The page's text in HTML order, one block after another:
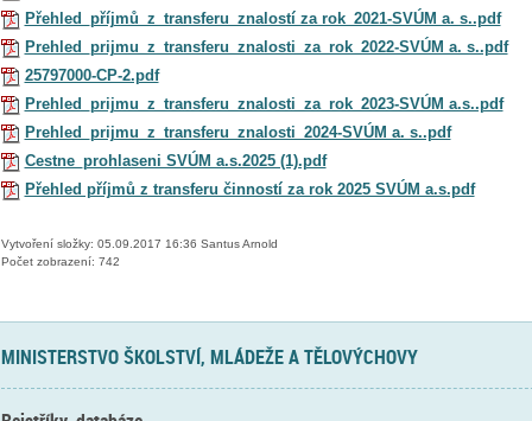
Přehled_příjmů_z_transferu_znalostí za rok_2021-SVÚM a. s..pdf
Prehled_prijmu_z_transferu_znalosti_za_rok_2022-SVÚM a. s..pdf
25797000-CP-2.pdf
Prehled_prijmu_z_transferu_znalosti_za_rok_2023-SVÚM a.s..pdf
Prehled_prijmu_z_transferu_znalosti_2024-SVÚM a. s..pdf
Cestne_prohlaseni SVÚM a.s.2025 (1).pdf
Přehled příjmů z transferu činností za rok 2025 SVÚM a.s.pdf
Vytvoření složky: 05.09.2017 16:36 Santus Arnold
Počet zobrazení: 742
MINISTERSTVO ŠKOLSTVÍ, MLÁDEŽE A TĚLOVÝCHOVY